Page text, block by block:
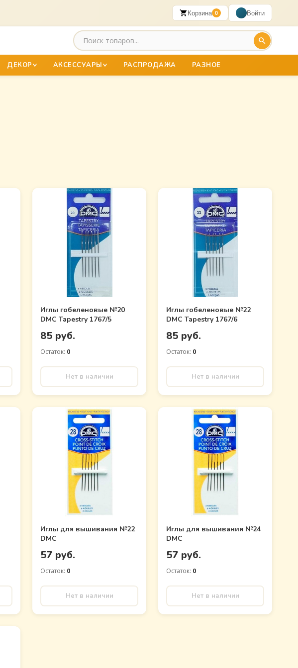
Корзина 0 Войти
ДЕКОР АКСЕССУАРЫ РАСПРОДАЖА РАЗНОЕ
Иглы гобеленовые №20
DMC Tapestry 1767/5
85 руб.
Остаток: 0
Нет в наличии
Иглы гобеленовые №22
DMC Tapestry 1767/6
85 руб.
Остаток: 0
Нет в наличии
Иглы для вышивания №22
DMC
57 руб.
Остаток: 0
Нет в наличии
Иглы для вышивания №24
DMC
57 руб.
Остаток: 0
Нет в наличии